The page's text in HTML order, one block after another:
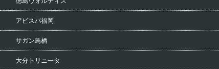
アビスパ福岡
サガン鳥栖
大分トリニータ